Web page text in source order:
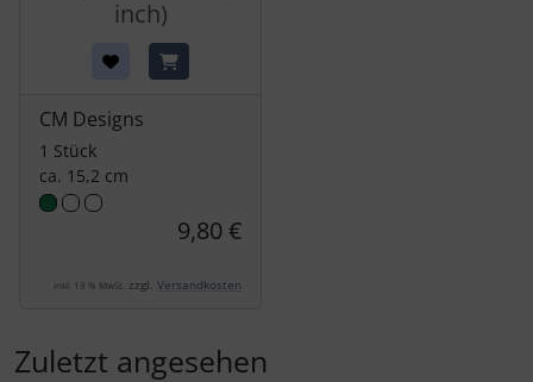
inch)
CM Designs
1 Stück
ca. 15,2 cm
9,80 €
inkl. 19 % MwSt. zzgl. Versandkosten
Zuletzt angesehen